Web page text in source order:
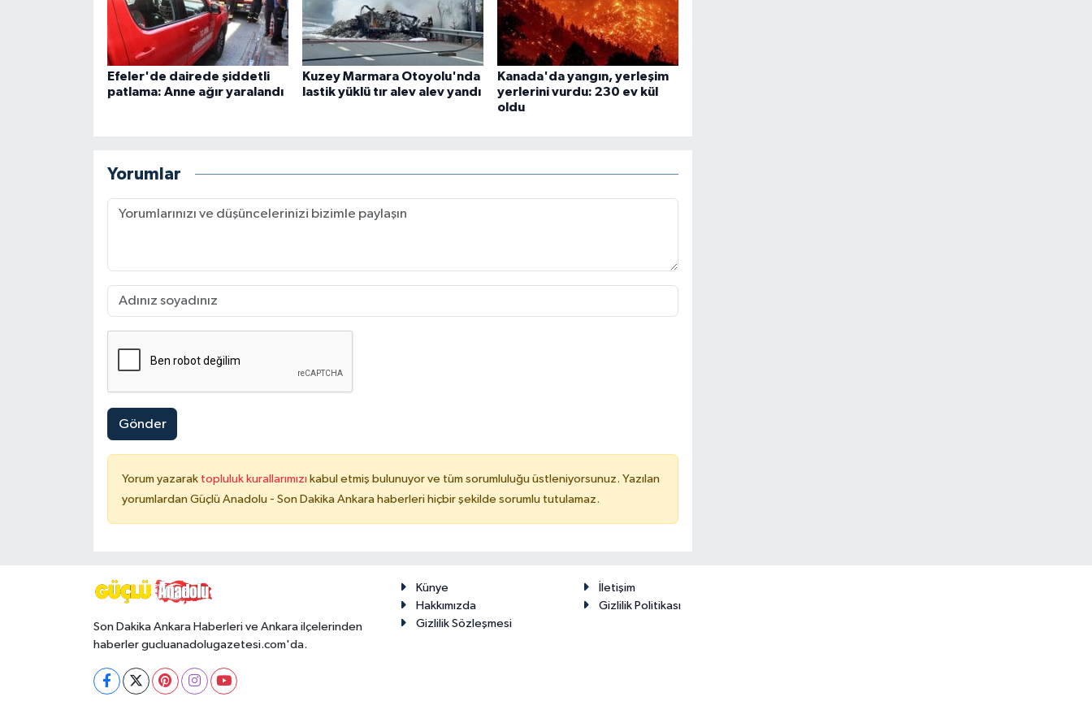
Efeler'de dairede şiddetli
patlama: Anne ağır yaralandı
Kuzey Marmara Otoyolu'nda
lastik yüklü tır alev alev yandı
Kanada'da yangın, yerleşim
yerlerini vurdu: 230 ev kül
oldu
Yorumlar
Gönder
Yorum yazarak topluluk kurallarımızı kabul etmiş bulunuyor ve tüm sorumluluğu üstleniyorsunuz. Yazılan
yorumlardan Güçlü Anadolu - Son Dakika Ankara haberleri hiçbir şekilde sorumlu tutulamaz.
Son Dakika Ankara Haberleri ve Ankara ilçelerinden
haberler gucluanadolugazetesi.com'da.
Künye
İletişim
Hakkımızda
Gizlilik Politikası
Gizlilik Sözleşmesi